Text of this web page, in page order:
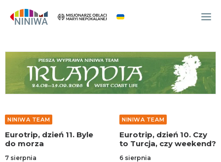
WYDARZENIA
O NAS
WSPÓLNOTA
NINIWA TEAM
FESTIWAL ŻYCIA
NINIWA TEAM
Eurotrip, dzień 11. Byle
do morza
7 sierpnia
NINIWA TEAM
Eurotrip, dzień 10. Czy
to Turcja, czy weekend?
6 sierpnia